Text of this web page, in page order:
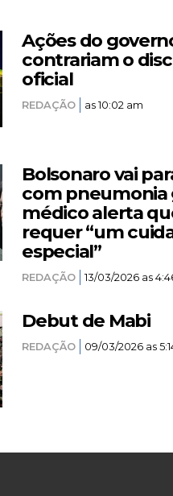
Ações do
contrariam o
oficial
REDAÇÃO as 10:02 am
Bolsonaro vai
com pneumonia
médico alerta
requer “um
especial”
REDAÇÃO 13/03/2026 as
Debut de Mabi
REDAÇÃO 09/03/2026 as